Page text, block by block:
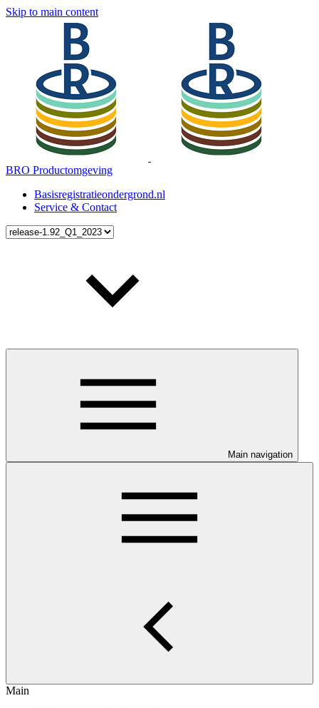
Skip to main content
BRO Productomgeving
Basisregistratieondergrond.nl
Service & Contact
Main navigation
Main